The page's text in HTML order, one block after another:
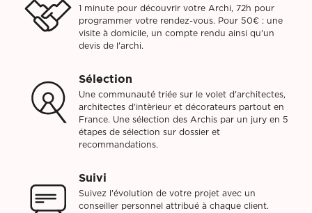
1 minute pour découvrir votre Archi, 72h pour
programmer votre rendez-vous. Pour 50€ : une
visite à domicile, un compte rendu ainsi qu'un
devis de l'archi.
Sélection
Une communauté triée sur le volet d'architectes,
architectes d'intèrieur et décorateurs partout en
France. Une sélection des Archis par un jury en 5
étapes de sélection sur dossier et
recommandations.
Suivi
Suivez l'évolution de votre projet avec un
conseiller personnel attribué à chaque client.